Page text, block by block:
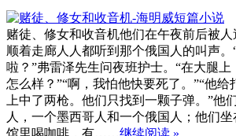
赌徒、修女和收音机他们在午夜前后被人
顺着走廊人人都听到那个俄国人的叫声。
啦？”弗雷泽先生问夜班护士。“在大腿上
怎么样？”“啊，我怕他快要死了。”“他给
上中了两枪。他们只找到一颗子弹。”他
人，一个墨西哥人和一个俄国人；他们
馆里喝咖啡，有……继续阅读 »